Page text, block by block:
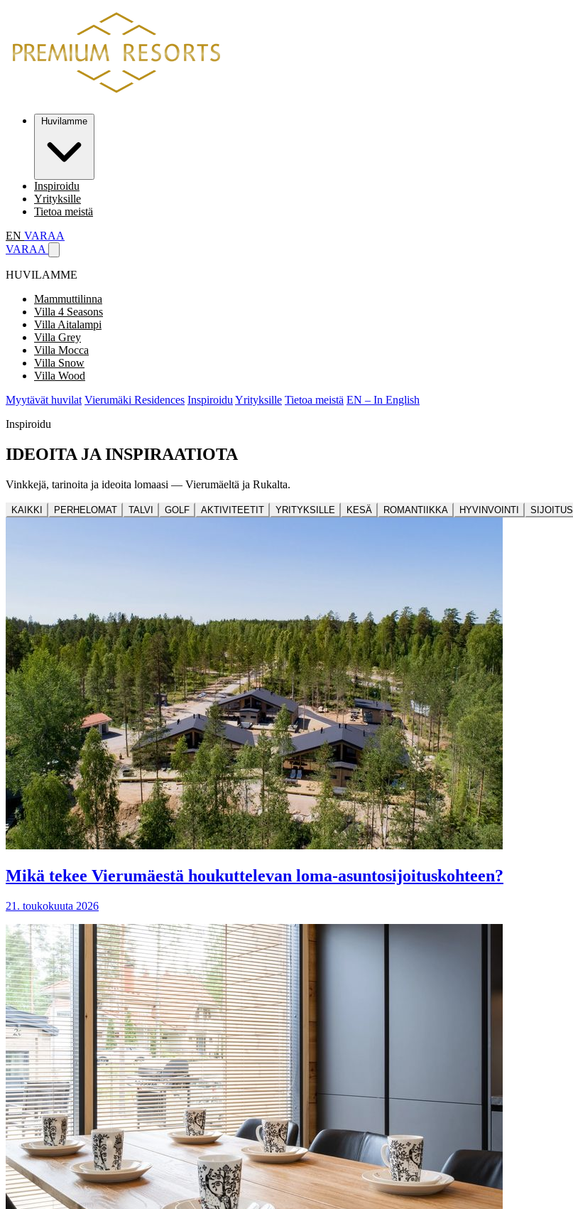
Inspiroidu
Yrityksille
Tietoa meistä
EN VARAA
VARAA
HUVILAMME
Mammuttilinna
Villa 4 Seasons
Villa Aitalampi
Villa Grey
Villa Mocca
Villa Snow
Villa Wood
Myytävät huvilat Vierumäki Residences Inspiroidu Yrityksille Tietoa meistä EN – In English
Inspiroidu
IDEOITA JA INSPIRAATIOTA
Vinkkejä, tarinoita ja ideoita lomaasi — Vierumäeltä ja Rukalta.
KAIKKI PERHELOMAT TALVI GOLF AKTIVITEETIT YRITYKSILLE KESÄ ROMANTIIKKA HYVINVOINTI SIJOITUS
Mikä tekee Vierumäestä houkuttelevan loma-asuntosijoituskohteen?
21. toukokuuta 2026